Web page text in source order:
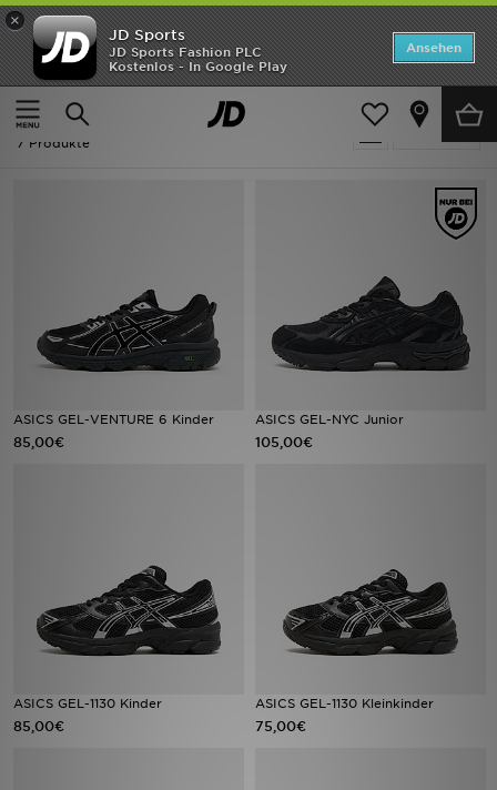
×
JD Sports
JD Sports Fashion PLC
Kostenlos - In Google Play
Ansehen
Startseite
Kinder
verfeinern
Kinder - Schwarz ASICS
7 Produkte
ASICS GEL-VENTURE 6 Kinder
85,00€
ASICS GEL-NYC Junior
105,00€
ASICS GEL-1130 Kinder
85,00€
ASICS GEL-1130 Kleinkinder
75,00€
Startseite
ANGEBOTE
Marken
Kinder
JD Exklusives
Lade Die APP
Geschenkkarte
Filialfinder